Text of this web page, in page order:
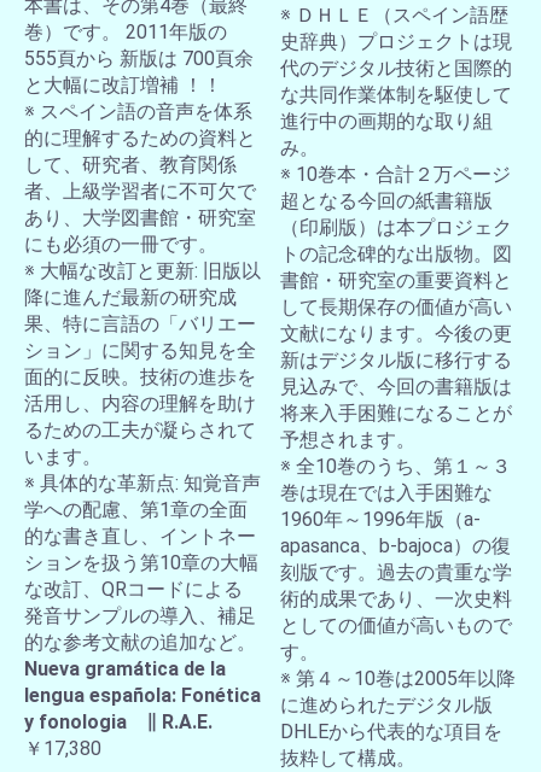
本書は、その第4巻（最終
巻）です。 2011年版の
555頁から 新版は 700頁余
と大幅に改訂増補 ！！
※ スペイン語の音声を体系
的に理解するための資料と
して、研究者、教育関係
者、上級学習者に不可欠で
あり、大学図書館・研究室
にも必須の一冊です。
※ 大幅な改訂と更新: 旧版以
降に進んだ最新の研究成
果、特に言語の「バリエー
ション」に関する知見を全
面的に反映。技術の進歩を
活用し、内容の理解を助け
るための工夫が凝らされて
います。
※ 具体的な革新点: 知覚音声
学への配慮、第1章の全面
的な書き直し、イントネー
ションを扱う第10章の大幅
な改訂、QRコードによる
発音サンプルの導入、補足
的な参考文献の追加など。
Nueva gramática de la
lengua española: Fonética
y fonologia ∥ R.A.E.
￥17,380
※ ＤＨＬＥ（スペイン語歴
史辞典）プロジェクトは現
代のデジタル技術と国際的
な共同作業体制を駆使して
進行中の画期的な取り組
み。
※ 10巻本・合計２万ページ
超となる今回の紙書籍版
（印刷版）は本プロジェク
トの記念碑的な出版物。図
書館・研究室の重要資料と
して長期保存の価値が高い
文献になります。今後の更
新はデジタル版に移行する
見込みで、今回の書籍版は
将来入手困難になることが
予想されます。
※ 全10巻のうち、第１～３
巻は現在では入手困難な
1960年～1996年版（a-
apasanca、b-bajoca）の復
刻版です。過去の貴重な学
術的成果であり、一次史料
としての価値が高いもので
す。
※ 第４～10巻は2005年以降
に進められたデジタル版
DHLEから代表的な項目を
抜粋して構成。